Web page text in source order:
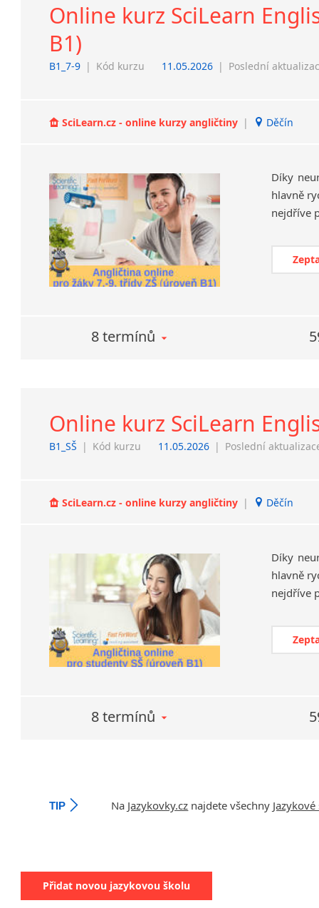
Online kurz SciLearn
B1)
B1_7-9 | Kód kurzu 11.05.2026 | Poslední
SciLearn.cz - online kurzy angličtiny | Děčín
Díky
hlavně
8 termínů
Online kurz SciLearn
B1_SŠ | Kód kurzu 11.05.2026 | Poslední
SciLearn.cz - online kurzy angličtiny | Děčín
Díky
hlavně
8 termínů
TIP Na Jazykovky.cz najdete všechny
Přidat novou jazykovou školu